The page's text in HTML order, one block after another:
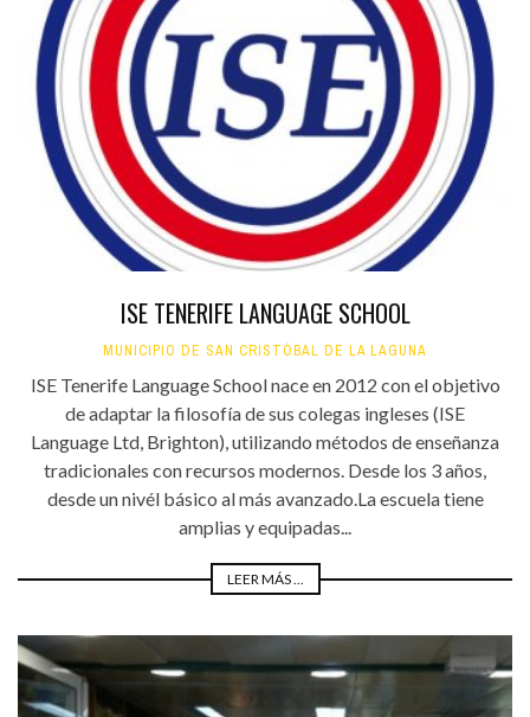
ISE TENERIFE LANGUAGE SCHOOL
MUNICIPIO DE SAN CRISTÓBAL DE LA LAGUNA
ISE Tenerife Language School nace en 2012 con el objetivo
de adaptar la filosofía de sus colegas ingleses (ISE
Language Ltd, Brighton), utilizando métodos de enseñanza
tradicionales con recursos modernos. Desde los 3 años,
desde un nivél básico al más avanzado.La escuela tiene
amplias y equipadas...
LEER MÁS ...